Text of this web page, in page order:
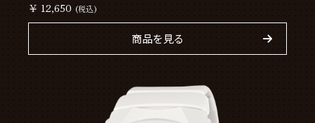
￥ 12,650 (税込)
商品を見る